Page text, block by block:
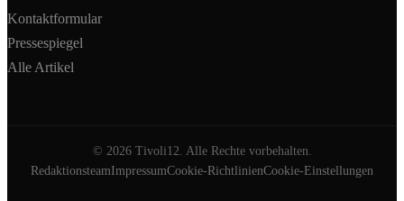
Kontaktformular
Pressespiegel
Alle Artikel
© 2026Tivoli12. Alle Rechte vorbehalten.
RedaktionsteamImpressumCookie-RichtlinienCookie-Einstellungen